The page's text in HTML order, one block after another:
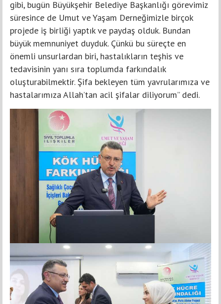
gibi, bugün Büyükşehir Belediye Başkanlığı görevimiz
süresince de Umut ve Yaşam Derneğimizle birçok
projede iş birliği yaptık ve paydaş olduk. Bundan
büyük memnuniyet duyduk. Çünkü bu süreçte en
önemli unsurlardan biri, hastalıkların teşhis ve
tedavisinin yanı sıra toplumda farkındalık
oluşturabilmektir. Şifa bekleyen tüm yavrularımıza ve
hastalarımıza Allah’tan acil şifalar diliyorum” dedi.